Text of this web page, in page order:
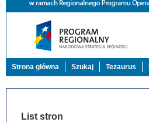
Strona główna Szukaj Tezaurus
List stron